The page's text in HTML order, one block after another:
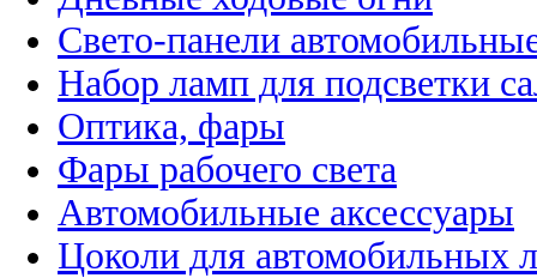
Свето-панели
Набор ламп для подсветки
Оптика, фары
Фары рабочего света
Автомобильные аксессуары
Цоколи для автомобильных